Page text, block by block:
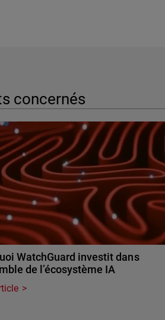
concernés
WatchGuard investit dans
de l’écosystème IA